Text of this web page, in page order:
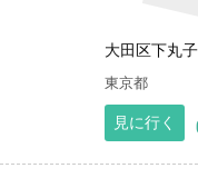
大田区下丸
東京都
見に行く